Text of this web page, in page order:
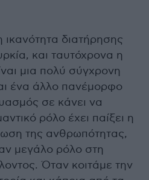
ικανότητα διατήρησης
και ταυτόχρονα η
μια πολύ σύγχρονη
ένα άλλο πανέμορφο
σε κάνει να
ρόλο έχει παίξει η
της ανθρωπότητας,
μεγάλο ρόλο στη
Όταν κοιτάμε την